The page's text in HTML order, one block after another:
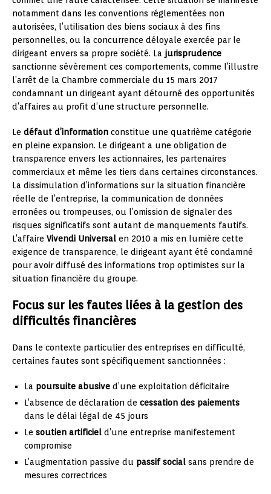
notamment dans les conventions réglementées non
autorisées, l’utilisation des biens sociaux à des fins
personnelles, ou la concurrence déloyale exercée par le
dirigeant envers sa propre société. La jurisprudence
sanctionne sévèrement ces comportements, comme l’illustre
l’arrêt de la Chambre commerciale du 15 mars 2017
condamnant un dirigeant ayant détourné des opportunités
d’affaires au profit d’une structure personnelle.
Le défaut d’information constitue une quatrième catégorie
en pleine expansion. Le dirigeant a une obligation de
transparence envers les actionnaires, les partenaires
commerciaux et même les tiers dans certaines circonstances.
La dissimulation d’informations sur la situation financière
réelle de l’entreprise, la communication de données
erronées ou trompeuses, ou l’omission de signaler des
risques significatifs sont autant de manquements fautifs.
L’affaire Vivendi Universal en 2010 a mis en lumière cette
exigence de transparence, le dirigeant ayant été condamné
pour avoir diffusé des informations trop optimistes sur la
situation financière du groupe.
Focus sur les fautes liées à la gestion des
difficultés financières
Dans le contexte particulier des entreprises en difficulté,
certaines fautes sont spécifiquement sanctionnées :
La poursuite abusive d’une exploitation déficitaire
L’absence de déclaration de cessation des paiements
dans le délai légal de 45 jours
Le soutien artificiel d’une entreprise manifestement
compromise
L’augmentation passive du passif social sans prendre de
mesures correctrices